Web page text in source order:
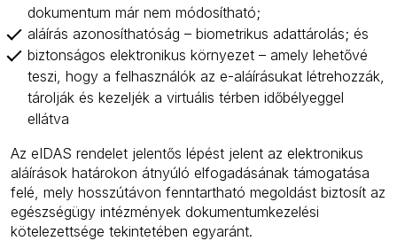
dokumentum már nem módosítható;
aláírás azonosíthatóság – biometrikus adattárolás; és
biztonságos elektronikus környezet – amely lehetővé
teszi, hogy a felhasználók az e-aláírásukat létrehozzák,
tárolják és kezeljék a virtuális térben időbélyeggel
ellátva
Az eIDAS rendelet jelentős lépést jelent az elektronikus
aláírások határokon átnyúló elfogadásának támogatása
felé, mely hosszútávon fenntartható megoldást biztosít az
egészségügy intézmények dokumentumkezelési
kötelezettsége tekintetében egyaránt.